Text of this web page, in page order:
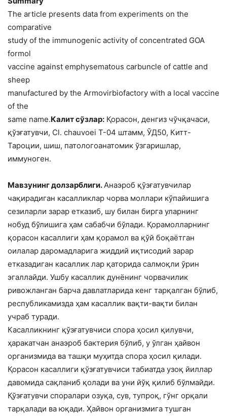
The article presents data from experiments on the
comparative
study of the immunogenic activity of concentrated GOA
formol
vaccine against emphysematous carbuncle of cattle and
sheep
manufactured by the Armovirbiofactory with a local vaccine
of the
same name.Калит сўзлар: Қорасон, денгиз чўчқачаси,
қўзғатувчи, Cl. chauvoei Т-04 штамм, ЎД50, Китт-
Тароции, шиш, патологоанатомик ўзгаришлар,
иммуноген.
Мавзунинг долзарблиги.Анаэроб қўзғатувчилар
чақирадиган касалликлар чорва моллари кўпайишига
сезиларли зарар етказиб, шу билан бирга уларнинг
нобуд бўлишига ҳам сабабчи бўлади. Қорамолларнинг
қорасон касаллиги ҳам қорамол ва қўй боқаётган
оилалар даромадларига жиддий иқтисодий зарар
етказадиган касаллик лар қаторида салмоқли ўрин
эгаллайди. Ушбу касаллик дунёнинг чорвачилик
ривожланган барча давлатларида кенг тарқалган бўлиб,
республикамизда ҳам касаллик вақти-вақти билан
учраб туради.
Касалликнинг қўзғатувчиси спора ҳосил қилувчи,
ҳаракатчан анаэроб бактерия бўлиб, у ўлган ҳайвон
организмида ва ташқи муҳитда спора ҳосил қилади.
Қорасон касаллиги қўзғатувчиси табиатда узоқ йиллар
давомида сақланиб қолади ва уни йўқ қилиб бўлмайди.
Қўзғатувчи споралари озуқа, сув, тупроқ, гўнг орқали
тарқалади ва юқади. Ҳайвон организмига тушган